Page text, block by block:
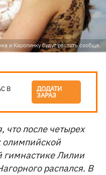
и Каролинку будут растить сообща.
В ДОДАТИ
ЗАРАЗ
что после четырех
олимпийской
гимнастике Лилии
распался. В